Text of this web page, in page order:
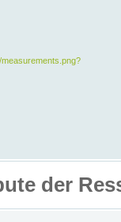
der